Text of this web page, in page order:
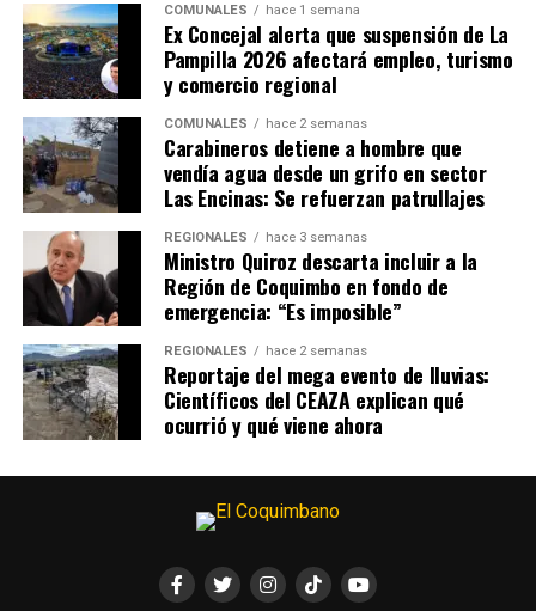
COMUNALES hace 1 semana
Ex Concejal alerta que suspensión de La
Pampilla 2026 afectará empleo, turismo
y comercio regional
COMUNALES hace 2 semanas
Carabineros detiene a hombre que
vendía agua desde un grifo en sector
Las Encinas: Se refuerzan patrullajes
REGIONALES hace 3 semanas
Ministro Quiroz descarta incluir a la
Región de Coquimbo en fondo de
emergencia: “Es imposible”
REGIONALES hace 2 semanas
Reportaje del mega evento de lluvias:
Científicos del CEAZA explican qué
ocurrió y qué viene ahora